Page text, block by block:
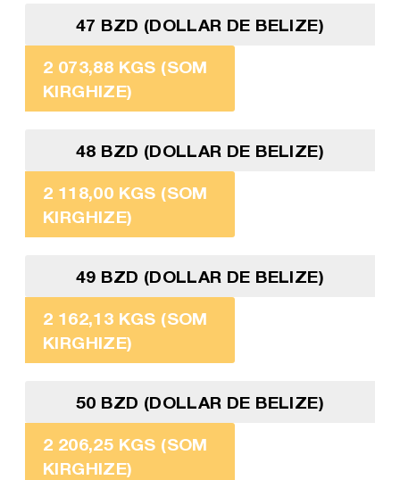
47 BZD (DOLLAR DE BELIZE)
2 073,88 KGS (SOM
KIRGHIZE)
48 BZD (DOLLAR DE BELIZE)
2 118,00 KGS (SOM
KIRGHIZE)
49 BZD (DOLLAR DE BELIZE)
2 162,13 KGS (SOM
KIRGHIZE)
50 BZD (DOLLAR DE BELIZE)
2 206,25 KGS (SOM
KIRGHIZE)